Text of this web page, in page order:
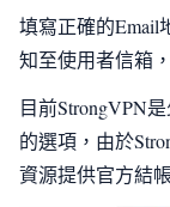
填寫正確的Email
知至使用者信箱
目前StrongVPN
的選項，由於
資源提供官方結